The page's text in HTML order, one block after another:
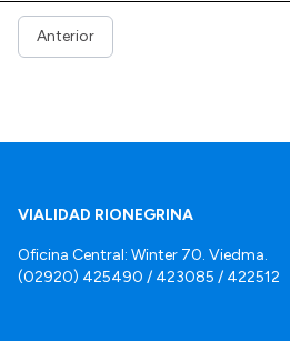
Anterior
VIALIDAD RIONEGRINA
Oficina Central: Winter 70. Viedma.
(02920) 425490 / 423085 / 422512